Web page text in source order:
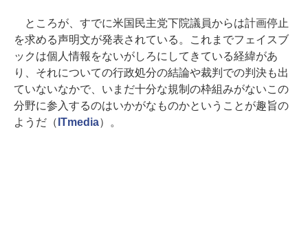
ところが、すでに米国民主党下院議員からは計画停止
を求める声明文が発表されている。これまでフェイスブ
ックは個人情報をないがしろにしてきている経緯があ
り、それについての行政処分の結論や裁判での判決も出
ていないなかで、いまだ十分な規制の枠組みがないこの
分野に参入するのはいかがなものかということが趣旨の
ようだ（ ITmedia）。